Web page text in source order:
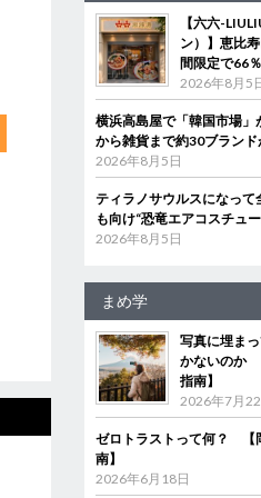
【六六-
ン）】恵比
間限定で66
2026年8月5
横浜高島屋で「韓国市場
から雑貨まで約30ブランド
2026年8月5日
ティラノサウルスになっ
も向け“恐竜エアコスチュ
2026年8月5日
まめ学
写真に埋ま
かないのか
指南】
2026年7月
ゼロトラストって何？ 【
南】
2026年6月18日